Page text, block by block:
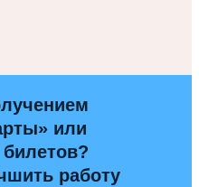
или
работу